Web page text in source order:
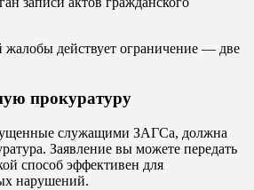
жалобы действует ограничение — две
прокуратуру
служащими ЗАГСа, должна
Заявление вы можете передать
способ эффективен для
нарушений.